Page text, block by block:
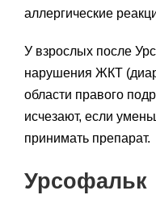
аллергические
У взрослых после
нарушения ЖКТ
области правого
исчезают, если
принимать препарат.
Урсофальк